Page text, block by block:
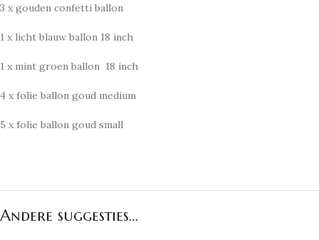
3 x gouden confetti ballon
1 x licht blauw ballon 18 inch
1 x mint groen ballon 18 inch
4 x folie ballon goud medium
5 x folie ballon goud small
Andere suggesties…